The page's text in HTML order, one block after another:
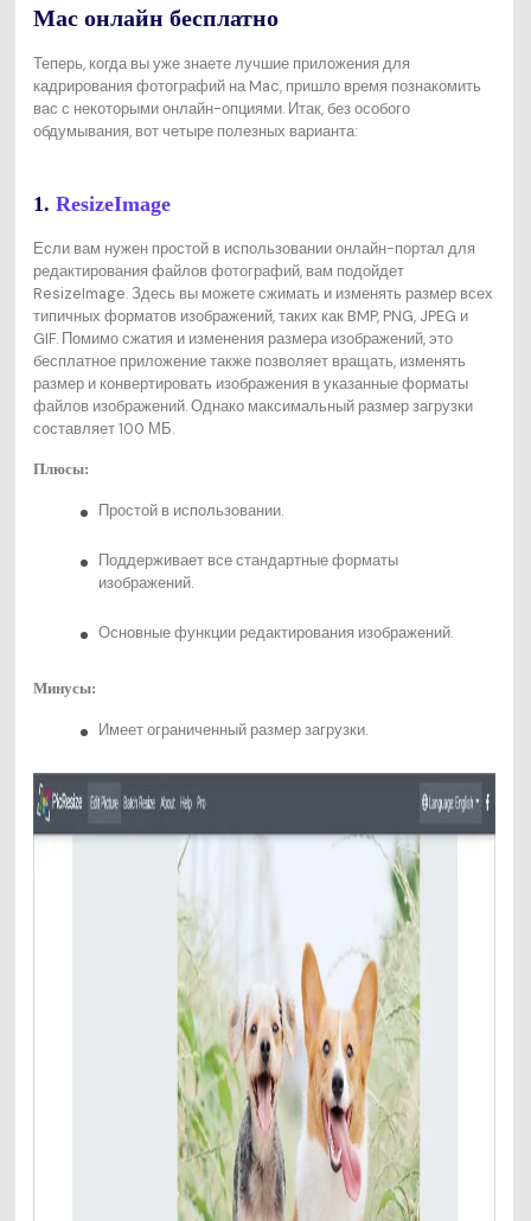
Mac онлайн бесплатно
Теперь, когда вы уже знаете лучшие приложения для
кадрирования фотографий на Mac, пришло время познакомить
вас с некоторыми онлайн-опциями. Итак, без особого
обдумывания, вот четыре полезных варианта:
1. ResizeImage
Если вам нужен простой в использовании онлайн-портал для
редактирования файлов фотографий, вам подойдет
ResizeImage. Здесь вы можете сжимать и изменять размер всех
типичных форматов изображений, таких как BMP, PNG, JPEG и
GIF. Помимо сжатия и изменения размера изображений, это
бесплатное приложение также позволяет вращать, изменять
размер и конвертировать изображения в указанные форматы
файлов изображений. Однако максимальный размер загрузки
составляет 100 МБ.
Плюсы:
Простой в использовании.
Поддерживает все стандартные форматы
изображений.
Основные функции редактирования изображений.
Минусы:
Имеет ограниченный размер загрузки.